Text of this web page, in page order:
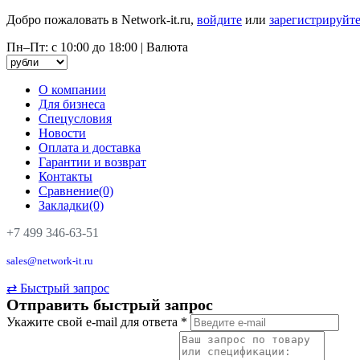
Добро пожаловать в Network-it.ru, войдите или
Пн–Пт: с 10:00 до 18:00 | Валюта
О компании
Для бизнеса
Спецусловия
Новости
Оплата и доставка
Гарантии и возврат
Контакты
Сравнение(0)
Закладки(0)
+7 499 346-63-51
sales@network-it.ru
⇄ Быстрый запрос
Отправить быстрый запрос
Укажите свой e-mail для ответа *